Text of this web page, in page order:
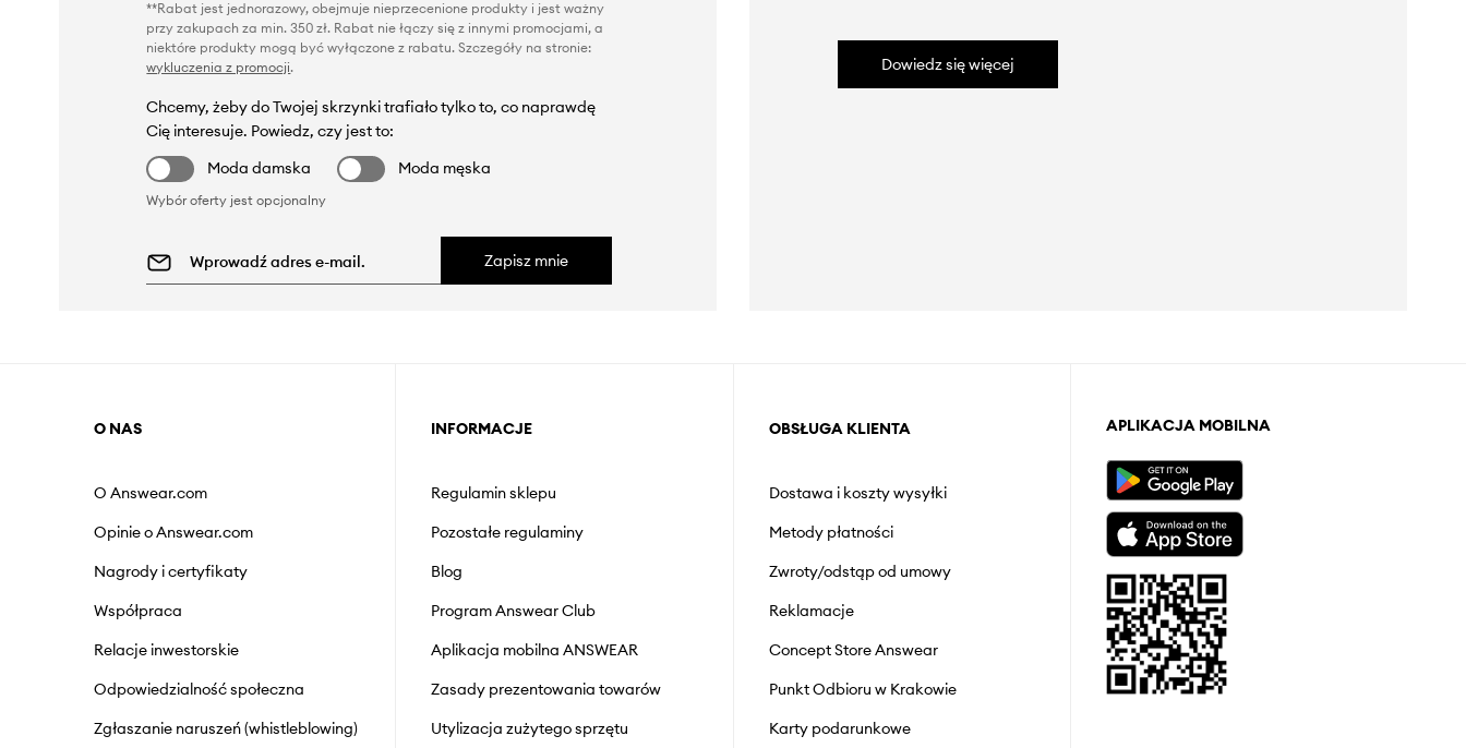
**Rabat jest jednorazowy, obejmuje nieprzecenione produkty i jest ważny
przy zakupach za min. 350 zł. Rabat nie łączy się z innymi promocjami, a
niektóre produkty mogą być wyłączone z rabatu. Szczegóły na stronie:
wykluczenia z promocji.
Chcemy, żeby do Twojej skrzynki trafiało tylko to, co naprawdę
Cię interesuje. Powiedz, czy jest to:
Moda damska
Moda męska
Wybór oferty jest opcjonalny
Zapisz mnie
Dowiedz się więcej
O NAS
O Answear.com
Opinie o Answear.com
Nagrody i certyfikaty
Współpraca
Relacje inwestorskie
Odpowiedzialność społeczna
Zgłaszanie naruszeń (whistleblowing)
INFORMACJE
Regulamin sklepu
Pozostałe regulaminy
Blog
Program Answear Club
Aplikacja mobilna ANSWEAR
Zasady prezentowania towarów
Utylizacja zużytego sprzętu
OBSŁUGA KLIENTA
Dostawa i koszty wysyłki
Metody płatności
Zwroty/odstąp od umowy
Reklamacje
Concept Store Answear
Punkt Odbioru w Krakowie
Karty podarunkowe
APLIKACJA MOBILNA